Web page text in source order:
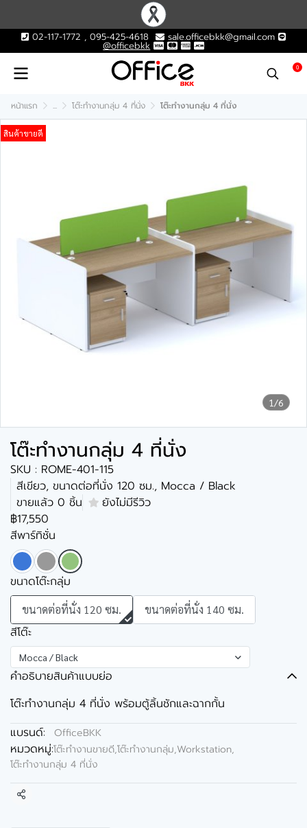
02-117-1772 , 095-425-4618 sale.officebkk@gmail.com
@officebkk
0
หน้าแรก ... โต๊ะทำงานกลุ่ม 4 ที่นั่ง โต๊ะทำงานกลุ่ม 4 ที่นั่ง
1/6
สินค้าขายดี
โต๊ะทำงานกลุ่ม 4 ที่นั่ง
SKU : ROME-401-115
สีเขียว, ขนาดต่อที่นั่ง 120 ซม., Mocca / Black
ขายแล้ว 0 ชิ้น
ยังไม่มีรีวิว
฿17,550
สีพาร์ทิชั่น
ขนาดโต๊ะกลุ่ม
ขนาดต่อที่นั่ง 120 ซม. ขนาดต่อที่นั่ง 140 ซม.
สีโต๊ะ
Mocca / Black
คำอธิบายสินค้าแบบย่อ
โต๊ะทำงานกลุ่ม 4 ที่นั่ง พร้อมตู้ลิ้นชักและฉากกั้น
แบรนด์:
OfficeBKK
หมวดหมู่:โต๊ะทำงานขายดี,โต๊ะทำงานกลุ่ม,Workstation,
โต๊ะทำงานกลุ่ม 4 ที่นั่ง
แชร์